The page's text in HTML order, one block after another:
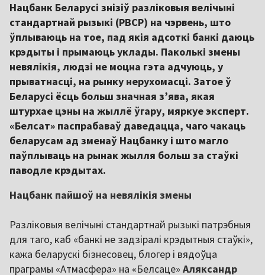
Нацбанк Беларусі знізіў разліковыя велічыні
стандартнай рызыкі (РВСР) на чэрвень, што
ўплываюць на тое, пад якія адсоткі банкі даюць
крэдыты і прымаюць уклады. Паколькі змены
невялікія, людзі не моцна гэта адчуюць, у
прыватнасці, на рынку нерухомасці. Затое ў
Беларусі ёсць больш значная з’ява, якая
штурхае цэны на жыллё ўгару, мяркуе эксперт.
«Белсат» паспрабаваў даведацца, чаго чакаць
беларусам ад зменаў Нацбанку і што магло
паўплываць на рынак жылля больш за стаўкі
паводле крэдытах.
Нацбанк пайшоў на невялікія змены
Разліковыя велічыні стандартнай рызыкі патрэбныя
для таго, каб «банкі не задзіралі крэдытныя стаўкі»,
кажа беларускі бізнесовец, блогер і вядоўца
праграмы «Атмасфера» на «Белсаце» Аляксандр